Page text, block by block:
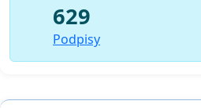
629
Podpisy